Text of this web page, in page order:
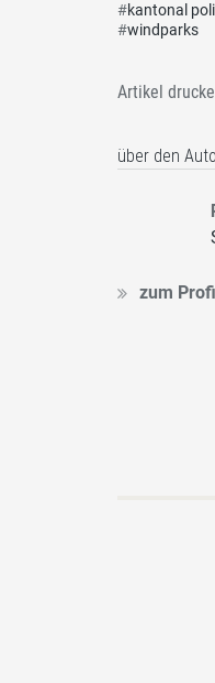
#kantonal
#windparks
Artikel
über den
zum Profil